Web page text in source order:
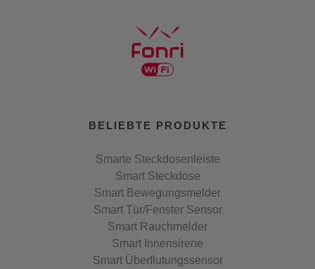
BELIEBTE PRODUKTE
Smarte Steckdosenleiste
Smart Steckdose
Smart Bewegungsmelder
Smart Tür/Fenster Sensor
Smart Rauchmelder
Smart Innensirene
Smart Überflutungssensor